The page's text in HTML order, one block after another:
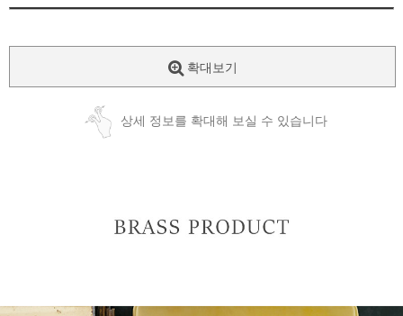
확대보기
상세 정보를 확대해 보실 수 있습니다